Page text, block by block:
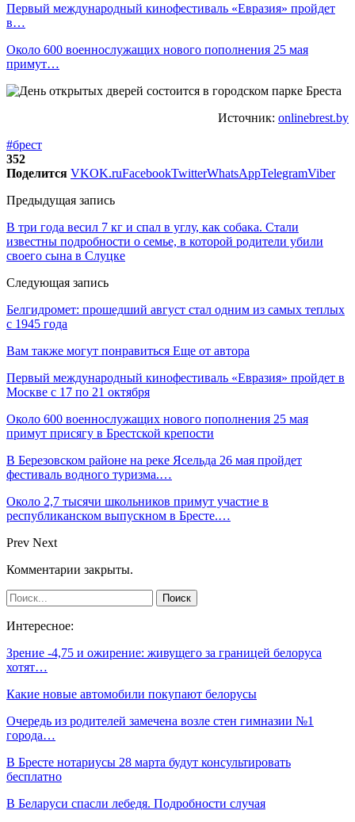
Первый международный кинофестиваль «Евразия» пройдет
в…
Около 600 военнослужащих нового пополнения 25 мая
примут…
Источник: onlinebrest.by
#брест
352
Поделится VKOK.ruFacebookTwitterWhatsAppTelegramViber
Предыдущая запись
В три года весил 7 кг и спал в углу, как собака. Стали
известны подробности о семье, в которой родители убили
своего сына в Слуцке
Следующая запись
Белгидромет: прошедший август стал одним из самых теплых
с 1945 года
Вам также могут понравиться Еще от автора
Первый международный кинофестиваль «Евразия» пройдет в
Москве с 17 по 21 октября
Около 600 военнослужащих нового пополнения 25 мая
примут присягу в Брестской крепости
В Березовском районе на реке Ясельда 26 мая пройдет
фестиваль водного туризма.…
Около 2,7 тысячи школьников примут участие в
республиканском выпускном в Бресте.…
Prev Next
Комментарии закрыты.
Интересное:
Зрение -4,75 и ожирение: живущего за границей белоруса
хотят…
Какие новые автомобили покупают белорусы
Очередь из родителей замечена возле стен гимназии №1
города…
В Бресте нотариусы 28 марта будут консультировать
бесплатно
В Беларуси спасли лебедя. Подробности случая